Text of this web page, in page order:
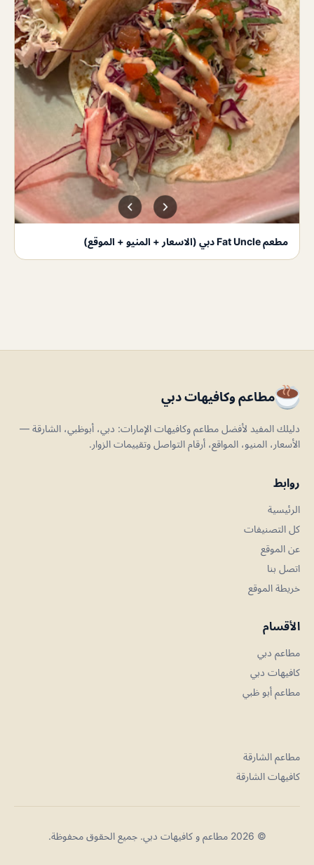
مطعم Fat Uncle دبي (الاسعار + المنيو + الموقع)
مطاعم وكافيهات دبي
دليلك المفيد لأفضل مطاعم وكافيهات الإمارات: دبي، أبوظبي، الشارقة —
الأسعار، المنيو، المواقع، أرقام التواصل وتقييمات الزوار.
روابط
الرئيسية
كل التصنيفات
عن الموقع
اتصل بنا
خريطة الموقع
الأقسام
مطاعم دبي
كافيهات دبي
مطاعم أبو ظبي
مطاعم الشارقة
كافيهات الشارقة
© 2026 مطاعم و كافيهات دبي. جميع الحقوق محفوظة.